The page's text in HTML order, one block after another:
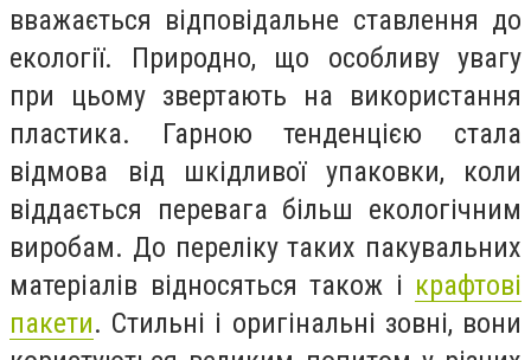
вважається відповідальне ставлення до
екології. Природно, що особливу увагу
при цьому звертають на використання
пластика. Гарною тенденцією стала
відмова від шкідливої упаковки, коли
віддається перевага більш екологічним
виробам. До переліку таких пакувальних
матеріалів відносяться також і крафтові
пакети. Стильні і оригінальні зовні, вони